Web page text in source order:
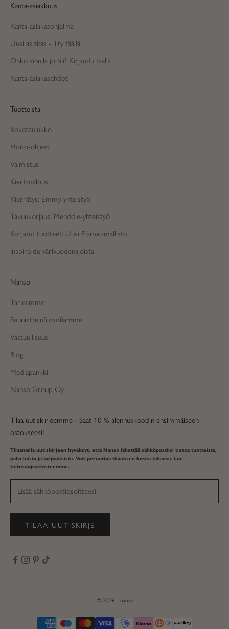
Kanta-asiakkuus
Kanta-asiakasohjelma
Uusi asiakas - liity täällä
Onko sinulla jo tili? Kirjaudu täällä
Kanta-asiakasehdot
Tuotteista
Kokotaulukko
Hoito-ohjeet
Valmistus
Kiertotalous
Kierrätys: Emmy-yhteistyö
Takuukorjaus: Menddie-yhteistyö
Korjatut tuotteet: Uusi Elämä -mallisto
Inspiroidu värivuodenajoista
Nanso
Tarinamme
Suunnittelufilosofiamme
Vastuullisuus
Blogi
Mediapankki
Nanso Group Oy
Tilaa uutiskirjeemme - Saat 10 % alennuskoodin ensimmäiseen
ostokseesi!
Tilaamalla uutiskirjeen hyväksyt, että Nanso lähettää sähköpostiisi tietoa tuotteista,
palveluista ja tarjouksista. Voit peruuttaa tilauksen koska tahansa. Lue
tietosuojaselosteemme.
TILAA UUTISKIRJE
© 2026 - nanso